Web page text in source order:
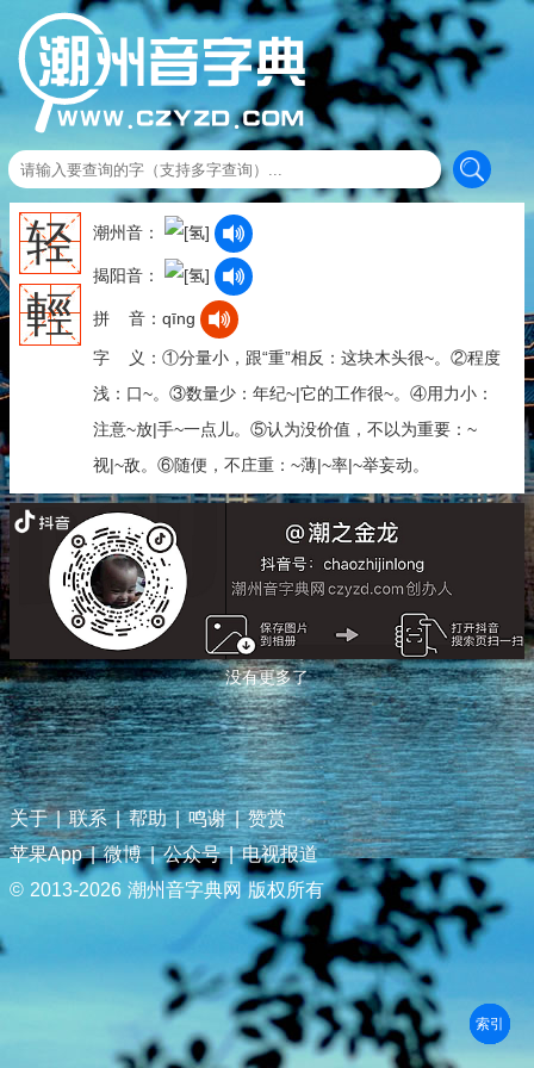
轻
輕
潮州音：
揭阳音：
拼 音：qīng
字 义：①分量小，跟“重”相反：这块木头很~。②程度
浅：口~。③数量少：年纪~|它的工作很~。④用力小：
注意~放|手~一点儿。⑤认为没价值，不以为重要：~
视|~敌。⑥随便，不庄重：~薄|~率|~举妄动。
没有更多了
关于 | 联系 | 帮助 | 鸣谢 | 赞赏
苹果App | 微博 | 公众号 | 电视报道
© 2013-2026 潮州音字典网 版权所有
部首
笔划
拼音
潮拼